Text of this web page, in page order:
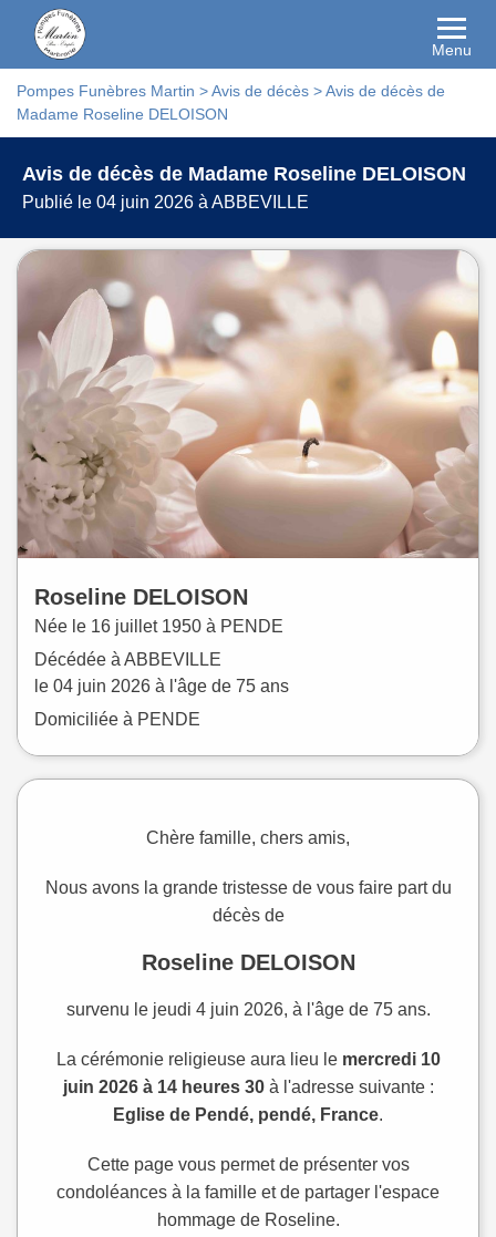
Menu
Pompes Funèbres Martin >Avis de décès >Avis de décès de
Madame Roseline DELOISON
Avis de décès de Madame Roseline DELOISON
Publié le 04 juin 2026 à ABBEVILLE
Roseline DELOISON
Née le 16 juillet 1950 à PENDE
Décédée à ABBEVILLE
le 04 juin 2026 à l'âge de 75 ans
Domiciliée à PENDE
Chère famille, chers amis,
Nous avons la grande tristesse de vous faire part du
décès de
Roseline DELOISON
survenu le jeudi 4 juin 2026, à l'âge de 75 ans.
La cérémonie religieuse aura lieu le mercredi 10
juin 2026 à 14 heures 30à l'adresse suivante :
Eglise de Pendé, pendé, France.
Cette page vous permet de présenter vos
condoléances à la famille et de partager l'espace
hommage de Roseline.